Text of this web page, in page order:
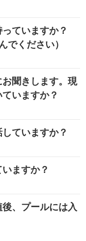
ていますか？
でください）
聞きします。現
いますか？
ていますか？
ますか？
、プールには入